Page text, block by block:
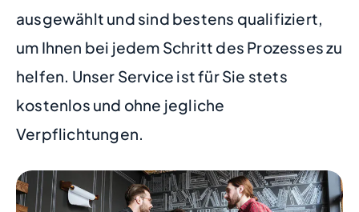
ausgewählt und sind bestens qualifiziert,
um Ihnen bei jedem Schritt des Prozesses zu
helfen. Unser Service ist für Sie stets
kostenlos und ohne jegliche
Verpflichtungen.